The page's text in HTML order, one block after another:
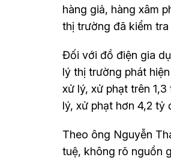
hàng giả, hàng xâm
thị trường đã kiểm
Đối với đồ điện gia
lý thị trường phát
xử lý, xử phạt trên
lý, xử phạt hơn 4,2 tỷ
Theo ông Nguyễn
tuệ, không rõ nguồn